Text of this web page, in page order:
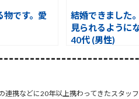
物です。愛
結婚できました
見られるように
40代 (男性)
携などに20年以上携わってきたスタッ